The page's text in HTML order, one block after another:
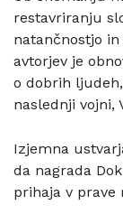
restavriranju
natančnostjo
avtorjev je
o dobrih
naslednji vojni,
Izjemna
da nagrada
prihaja v prave